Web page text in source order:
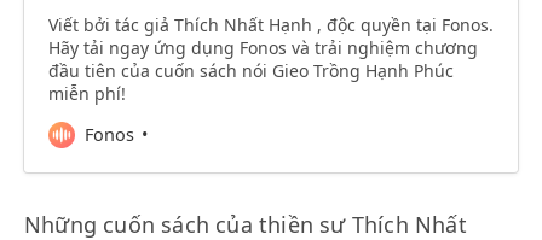
Viết bởi tác giả Thích Nhất Hạnh , độc quyền tại Fonos.
Hãy tải ngay ứng dụng Fonos và trải nghiệm chương
đầu tiên của cuốn sách nói Gieo Trồng Hạnh Phúc
miễn phí!
Fonos
Những cuốn sách của thiền sư Thích Nhất